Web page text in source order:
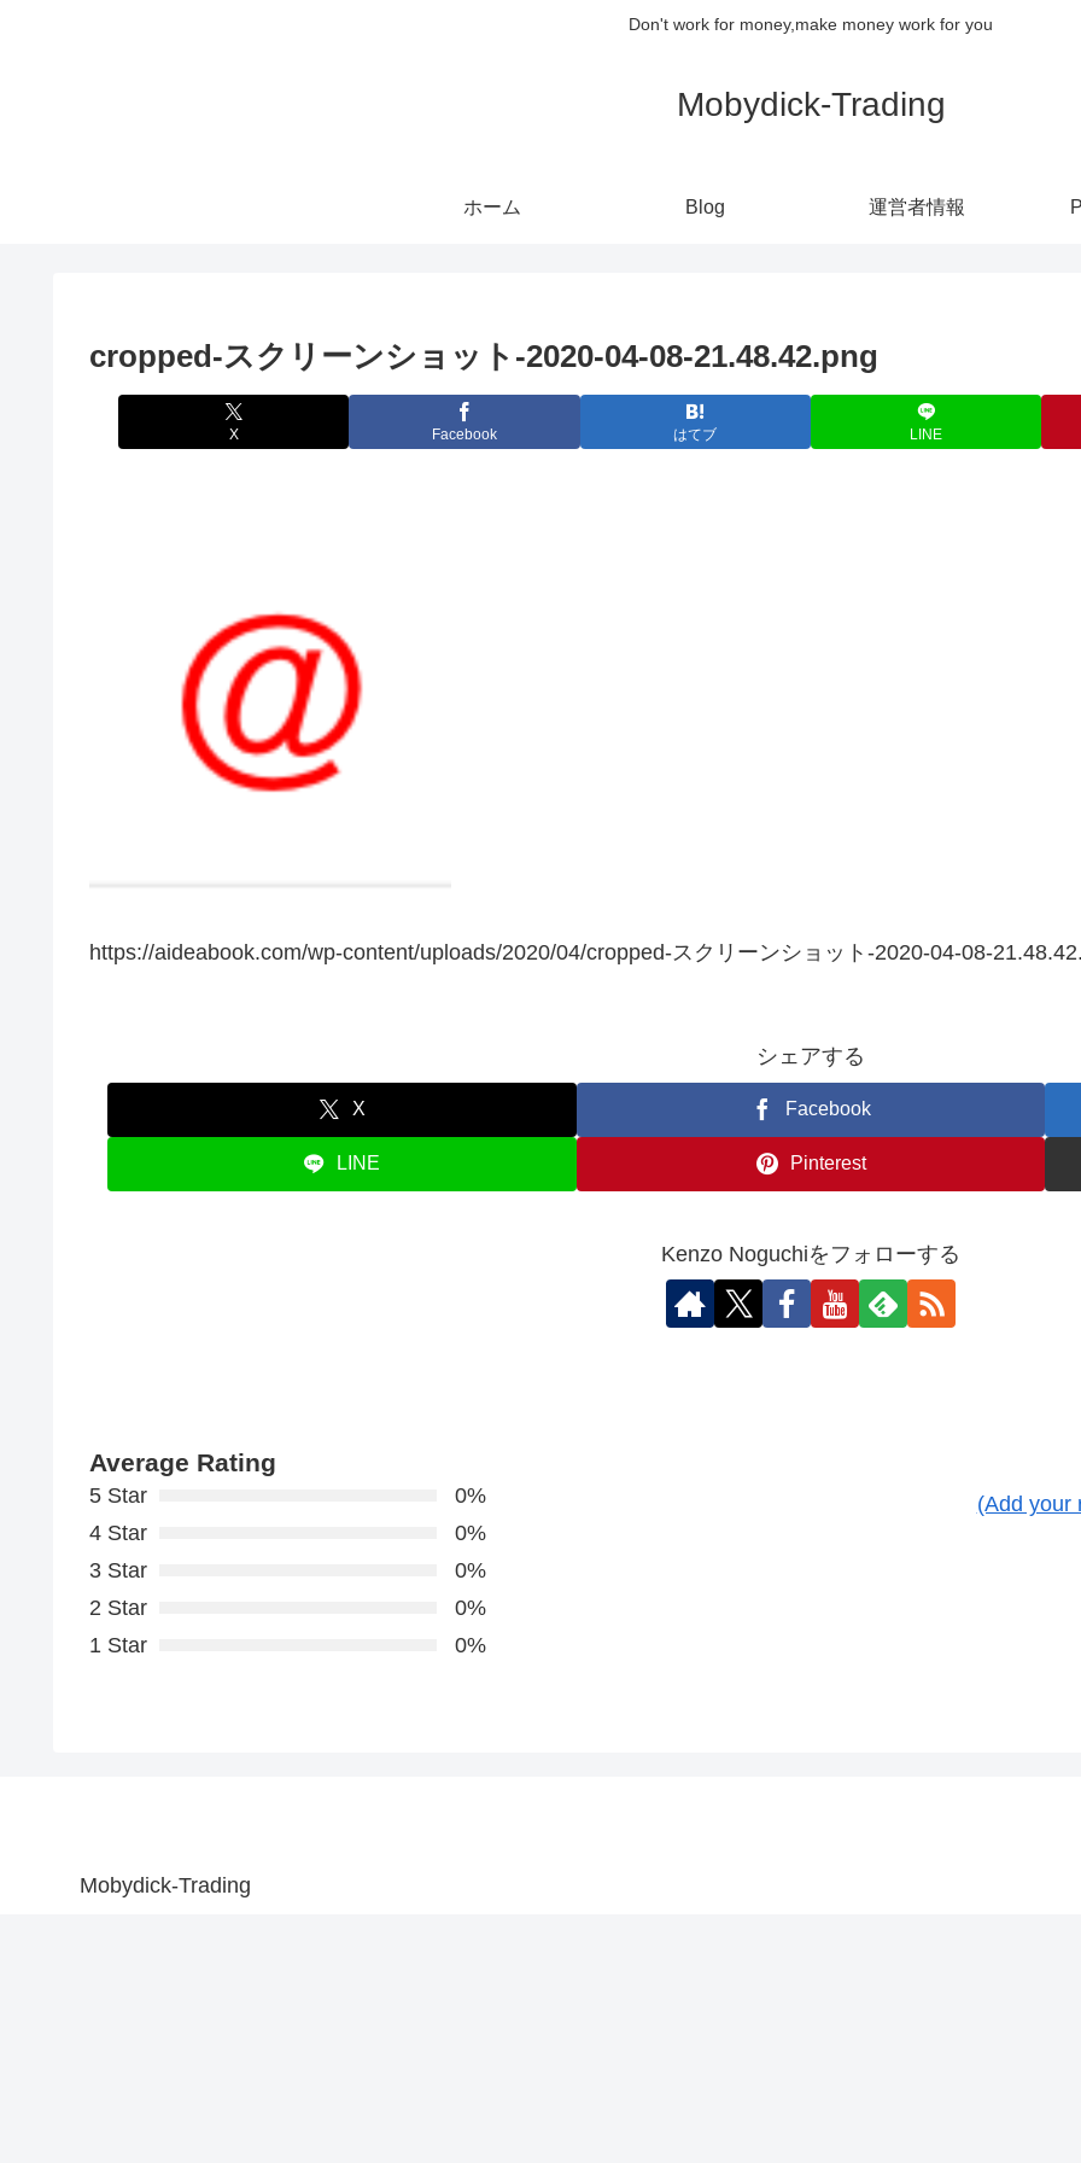
Don't work for money,make money work for you
Mobydick-Trading
ホーム Blog 運営者情報
cropped-スクリーンショット-2020-04-08-21.48.42.png
X Facebook はてブ LINE
https://aideabook.com/wp-content/uploads/2020/04/cropped-スクリーンショット-2020-04-08-
シェアする
X Facebook
LINE Pinterest
Kenzo Noguchiをフォローする
Average Rating
5 Star
0%
4 Star
0%
3 Star
0%
2 Star
0%
1 Star
0%
(Add your
Mobydick-Trading